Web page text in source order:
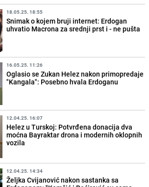
18.05.25. 18:55
Snimak o kojem bruji internet: Erdogan
uhvatio Macrona za srednji prst i - ne pušta
16.05.25. 11:26
Oglasio se Zukan Helez nakon primopredaje
"Kangala": Posebno hvala Erdoganu
12.04.25. 16:07
Helez u Turskoj: Potvrđena donacija dva
moćna Bayraktar drona i modernih oklopnih
vozila
12.04.25. 14:34
Željka Cvijanović nakon sastanka sa